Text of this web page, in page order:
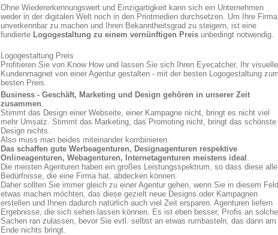
Ohne Wiedererkennungswert und Einzigartigkeit kann sich ein Unternehmen
weder in der digitalen Welt noch in den Printmedien durchsetzen. Um Ihre Firma
unverkennbar zu machen und Ihren Bekanntheitsgrad zu steigern, ist eine
fundierte Logogestaltung zu einem vernünftigen Preis unbedingt notwendig.
Logogestaltung Preis
Profitieren Sie von Know How und lassen Sie sich Ihren Eyecatcher, Ihr
Kundenmagnet von einer Agentur gestalten - mit der besten Logogestaltung zum
besten Preis.
Business - Geschäft, Marketing und Design gehören in unserer Zeit
zusammen.
Stimmt das Design einer Webseite, einer Kampagne nicht, bringt es nicht viel
mehr Umsatz. Stimmt das Marketing, das Promoting nicht, bringt das schönste
Design nichts.
Also muss man beides miteinander kombinieren.
Das schaffen gute Werbeagenturen, Designagenturen respektive
Onlineagenturen, Webagenturen, Internetagenturen meistens ideal .
Die meisten Agenturen haben ein großes Leistungsspektrum, so dass diese alle
Bedürfnisse, die eine Firma hat, abdecken können.
Daher sollten Sie immer gleich zu einer Agentur gehen, wenn Sie in diesem Feld
etwas machen möchten, das diese gezielt neue Designs oder Kampagnen
erstellen und Ihnen dadurch natürlich auch viel Zeit ersparen. Agenturen liefern
Ergebnisse, die sich sehen lassen können. Es ist eben besser, Profis an solche
Sachen ran zulassen, bevor Sie evtl. selbst an etwas rumbasteln, das dann am
Ende nichts bringt.